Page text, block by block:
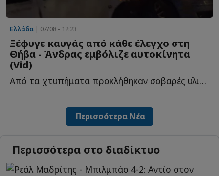
Ελλάδα | 07/08 - 12:23
Ξέφυγε καυγάς από κάθε έλεγχο στη
Θήβα - Άνδρας εμβόλιζε αυτοκίνητα
(Vid)
Από τα χτυπήματα προκλήθηκαν σοβαρές υλικές ζημιές σ...
Περισσότερα Νέα
Περισσότερα στο διαδίκτυο